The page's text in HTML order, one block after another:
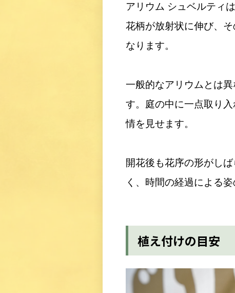
アリウム シュベルティ
花柄が放射状に伸び、
なります。
一般的なアリウムとは
す。庭の中に一点取り
情を見せます。
開花後も花序の形がし
く、時間の経過による
植え付けの目安